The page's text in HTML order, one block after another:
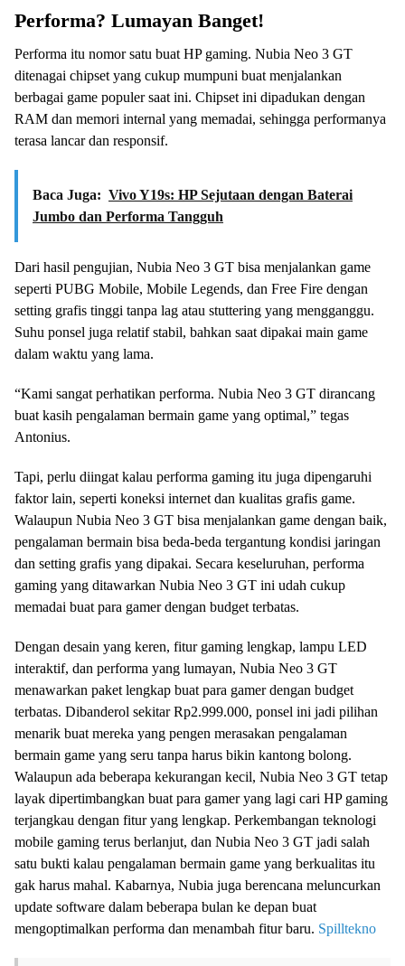
Performa? Lumayan Banget!
Performa itu nomor satu buat HP gaming. Nubia Neo 3 GT
ditenagai chipset yang cukup mumpuni buat menjalankan
berbagai game populer saat ini. Chipset ini dipadukan dengan
RAM dan memori internal yang memadai, sehingga performanya
terasa lancar dan responsif.
Baca Juga: Vivo Y19s: HP Sejutaan dengan Baterai
Jumbo dan Performa Tangguh
Dari hasil pengujian, Nubia Neo 3 GT bisa menjalankan game
seperti PUBG Mobile, Mobile Legends, dan Free Fire dengan
setting grafis tinggi tanpa lag atau stuttering yang mengganggu.
Suhu ponsel juga relatif stabil, bahkan saat dipakai main game
dalam waktu yang lama.
“Kami sangat perhatikan performa. Nubia Neo 3 GT dirancang
buat kasih pengalaman bermain game yang optimal,” tegas
Antonius.
Tapi, perlu diingat kalau performa gaming itu juga dipengaruhi
faktor lain, seperti koneksi internet dan kualitas grafis game.
Walaupun Nubia Neo 3 GT bisa menjalankan game dengan baik,
pengalaman bermain bisa beda-beda tergantung kondisi jaringan
dan setting grafis yang dipakai. Secara keseluruhan, performa
gaming yang ditawarkan Nubia Neo 3 GT ini udah cukup
memadai buat para gamer dengan budget terbatas.
Dengan desain yang keren, fitur gaming lengkap, lampu LED
interaktif, dan performa yang lumayan, Nubia Neo 3 GT
menawarkan paket lengkap buat para gamer dengan budget
terbatas. Dibanderol sekitar Rp2.999.000, ponsel ini jadi pilihan
menarik buat mereka yang pengen merasakan pengalaman
bermain game yang seru tanpa harus bikin kantong bolong.
Walaupun ada beberapa kekurangan kecil, Nubia Neo 3 GT tetap
layak dipertimbangkan buat para gamer yang lagi cari HP gaming
terjangkau dengan fitur yang lengkap. Perkembangan teknologi
mobile gaming terus berlanjut, dan Nubia Neo 3 GT jadi salah
satu bukti kalau pengalaman bermain game yang berkualitas itu
gak harus mahal. Kabarnya, Nubia juga berencana meluncurkan
update software dalam beberapa bulan ke depan buat
mengoptimalkan performa dan menambah fitur baru. Spilltekno